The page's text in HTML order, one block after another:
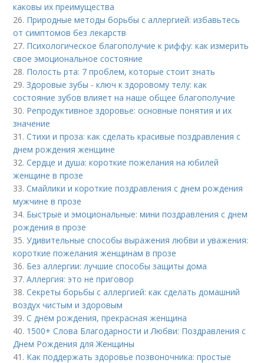
каковы их преимущества
26. Природные методы борьбы с аллергией: избавьтесь
от симптомов без лекарств
27. Психологическое благополучие к риффу: как измерить
свое эмоциональное состояние
28. Полость рта: 7 проблем, которые стоит знать
29.Здоровые зубы - ключ к здоровому телу: как
состояние зубов влияет на наше общее благополучие
30. Репродуктивное здоровье: основные понятия и их
значение
31.Стихи и проза: как сделать красивые поздравления с
днем рождения женщине
32.Сердце и душа: короткие пожелания на юбилей
женщине в прозе
33.Смайлики и короткие поздравления с днем рождения
мужчине в прозе
34. Быстрые и эмоциональные: мини поздравления с днем
рождения в прозе
35.Удивительные способы выражения любви и уважения:
короткие пожелания женщинам в прозе
36. Без аллергии: лучшие способы защиты дома
37.Аллергия: это не приговор
38.Секреты борьбы с аллергией: как сделать домашний
воздух чистым и здоровым
39.С днём рождения, прекрасная женщина
40. 1500+ Слова Благодарности и Любви: Поздравления с
Днем Рождения для Женщины
41. Как поддержать здоровье позвоночника: простые